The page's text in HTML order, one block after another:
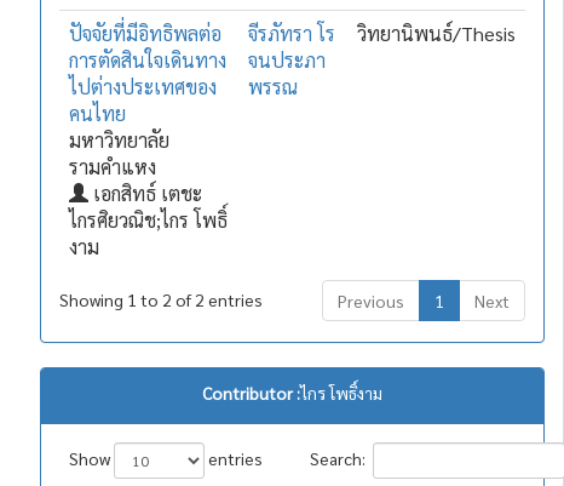
ปัจจัยที่มีอิทธิพลต่อ
การตัดสินใจเดินทาง
ไปต่างประเทศของ
คนไทย
มหาวิทยาลัย
รามคำแหง
เอกสิทธ์ เตชะ
ไกรศิยวณิช;ไกร โพธิ์
งาม
จีรภัทรา โร
จนประภา
พรรณ
วิทยานิพนธ์/Thesis
Showing 1 to 2 of 2 entries Previous 1 Next
Contributor :ไกร โพธิ์งาม
Show entries Search: